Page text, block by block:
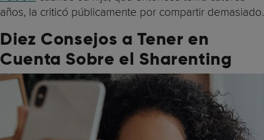
años, la criticó públicamente por compartir demasiado.
Diez Consejos a Tener en
Cuenta Sobre el Sharenting